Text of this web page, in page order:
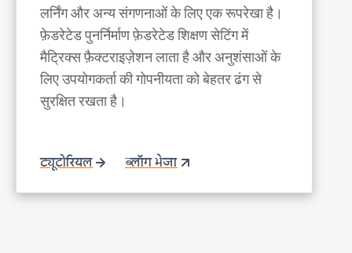
लर्निंग और अन्य संगणनाओं के लिए एक रूपरेखा है।
फ़ेडरेटेड पुनर्निर्माण फ़ेडरेटेड शिक्षण सेटिंग में
मैट्रिक्स फ़ैक्टराइज़ेशन लाता है और अनुशंसाओं के
लिए उपयोगकर्ता की गोपनीयता को बेहतर ढंग से
सुरक्षित रखता है।
ट्यूटोरियल ब्लॉग भेजा